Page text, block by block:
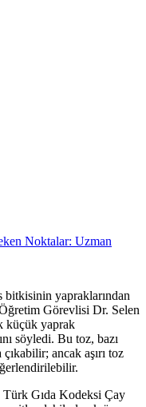
bitkisinin yapraklarından
Görevlisi Dr. Selen
küçük yaprak
söyledi. Bu toz, bazı
ancak aşırı toz
Türk Gıda Kodeksi Çay